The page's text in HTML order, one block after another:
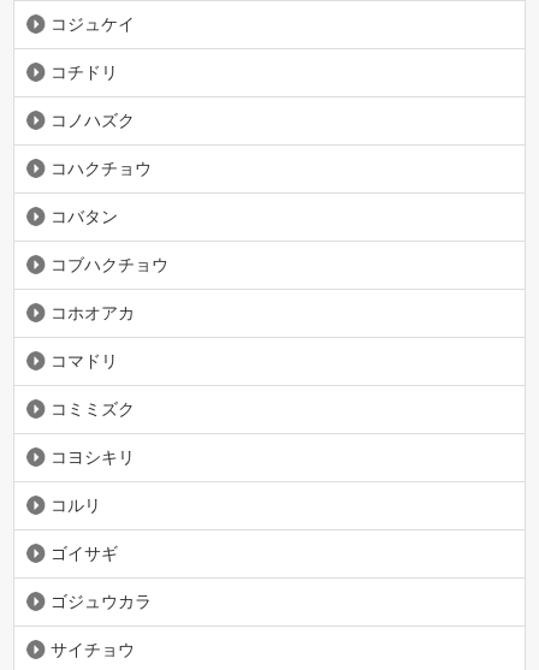
コジュケイ
コチドリ
コノハズク
コハクチョウ
コバタン
コブハクチョウ
コホオアカ
コマドリ
コミミズク
コヨシキリ
コルリ
ゴイサギ
ゴジュウカラ
サイチョウ